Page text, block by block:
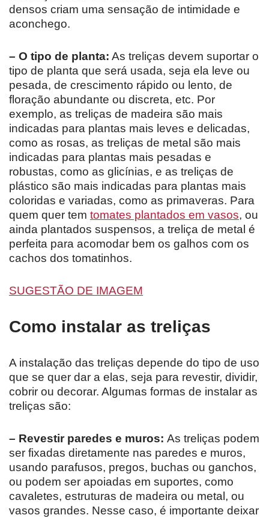
densos criam uma sensação de intimidade e
aconchego.
– O tipo de planta: As treliças devem suportar o
tipo de planta que será usada, seja ela leve ou
pesada, de crescimento rápido ou lento, de
floração abundante ou discreta, etc. Por
exemplo, as treliças de madeira são mais
indicadas para plantas mais leves e delicadas,
como as rosas, as treliças de metal são mais
indicadas para plantas mais pesadas e
robustas, como as glicínias, e as treliças de
plástico são mais indicadas para plantas mais
coloridas e variadas, como as primaveras. Para
quem quer tem tomates plantados em vasos, ou
ainda plantados suspensos, a treliça de metal é
perfeita para acomodar bem os galhos com os
cachos dos tomatinhos.
SUGESTÃO DE IMAGEM
Como instalar as treliças
A instalação das treliças depende do tipo de uso
que se quer dar a elas, seja para revestir, dividir,
cobrir ou decorar. Algumas formas de instalar as
treliças são:
– Revestir paredes e muros: As treliças podem
ser fixadas diretamente nas paredes e muros,
usando parafusos, pregos, buchas ou ganchos,
ou podem ser apoiadas em suportes, como
cavaletes, estruturas de madeira ou metal, ou
vasos grandes. Nesse caso, é importante deixar